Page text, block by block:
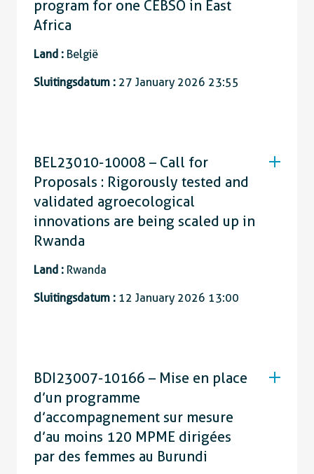
program for one CEBSO in East
Africa
Land : België
Sluitingsdatum : 27 January 2026 23:55
BEL23010-10008 – Call for
Proposals : Rigorously tested and
validated agroecological
innovations are being scaled up in
Rwanda
Land : Rwanda
Sluitingsdatum : 12 January 2026 13:00
BDI23007-10166 – Mise en place
d’un programme
d’accompagnement sur mesure
d’au moins 120 MPME dirigées
par des femmes au Burundi